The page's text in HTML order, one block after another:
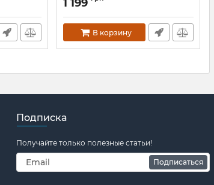
1 199
В корзину
Подписка
Получайте только полезные статьи!
Подписаться